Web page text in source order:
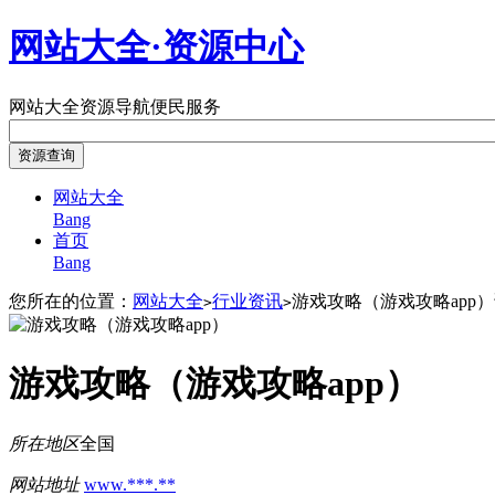
网站大全·资源中心
网站大全资源导航便民服务
网站大全
Bang
首页
Bang
您所在的位置： 网站大全>行业资讯>游戏攻略（游戏攻略app
游戏攻略（游戏攻略app）
所在地区全国
网站地址 www.***.**